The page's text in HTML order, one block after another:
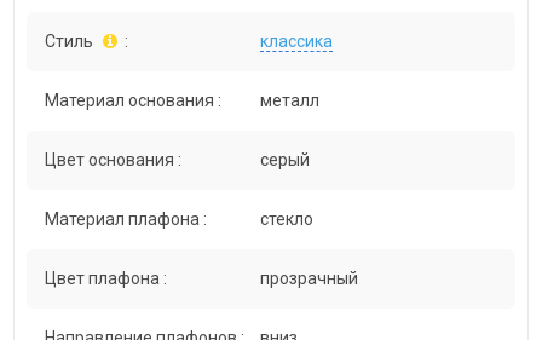
Стиль : классика
Материал основания : металл
Цвет основания : серый
Материал плафона : стекло
Цвет плафона : прозрачный